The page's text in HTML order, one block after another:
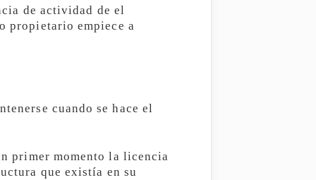
de actividad de el
propietario empiece a
cuando se hace el
primer momento la licencia
que existía en su